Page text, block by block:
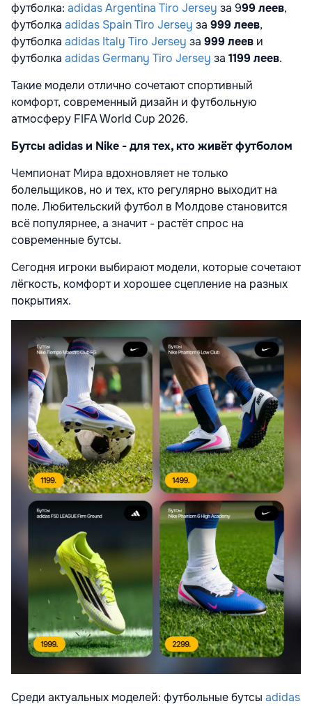
футболка: adidas Argentina Tiro Jersey за 999 леев,
футболка adidas Spain Tiro Jersey за 999 леев,
футболка adidas Italy Tiro Jersey за 999 леев и
футболка adidas Germany Tiro Jersey за 1199 леев.
Такие модели отлично сочетают спортивный
комфорт, современный дизайн и футбольную
атмосферу FIFA World Cup 2026.
Бутсы adidas и Nike - для тех, кто живёт футболом
Чемпионат Мира вдохновляет не только
болельщиков, но и тех, кто регулярно выходит на
поле. Любительский футбол в Молдове становится
всё популярнее, а значит - растёт спрос на
современные бутсы.
Сегодня игроки выбирают модели, которые сочетают
лёгкость, комфорт и хорошее сцепление на разных
покрытиях.
Среди актуальных моделей: футбольные бутсы adidas